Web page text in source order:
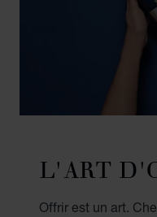
L'ART
Offrir est un art.